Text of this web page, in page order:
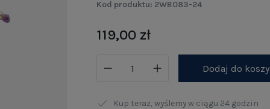
Kod produktu: 2WB083-24
119,00 zł
Dodaj do
Kup teraz, wyślemy w ciągu 24 godzin